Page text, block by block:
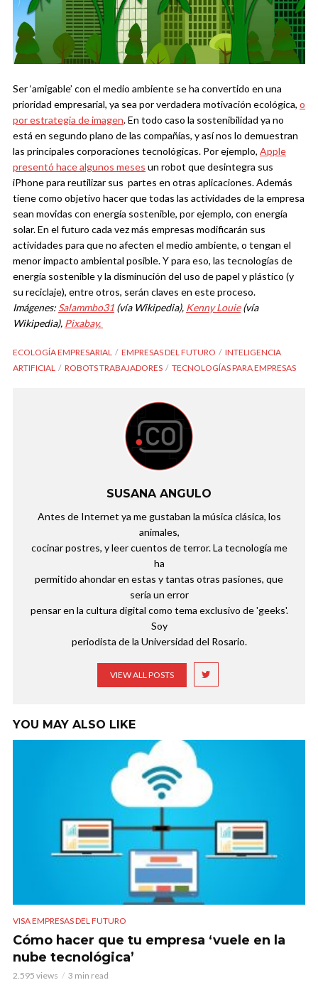
Ser ‘amigable’ con el medio ambiente se ha convertido en una
prioridad empresarial, ya sea por verdadera motivación ecológica, o
por estrategia de imagen. En todo caso la sostenibilidad ya no
está en segundo plano de las compañías, y así nos lo demuestran
las principales corporaciones tecnológicas. Por ejemplo, Apple
presentó hace algunos meses un robot que desintegra sus
iPhone para reutilizar sus partes en otras aplicaciones. Además
tiene como objetivo hacer que todas las actividades de la empresa
sean movidas con energía sostenible, por ejemplo, con energía
solar.En el futuro cada vez más empresas modificarán sus
actividades para que no afecten el medio ambiente, o tengan el
menor impacto ambiental posible. Y para eso, las tecnologías de
energía sostenible y la disminución del uso de papel y plástico (y
su reciclaje), entre otros, serán claves en este proceso.
Imágenes: Salammbo31 (vía Wikipedia), Kenny Louie(vía
Wikipedia), Pixabay.
ECOLOGÍA EMPRESARIAL EMPRESAS DEL FUTURO
INTELIGENCIA
ARTIFICIAL
ROBOTS TRABAJADORES TECNOLOGÍAS PARA EMPRESAS
SUSANA ANGULO
Antes de Internet ya me gustaban la música clásica, los
animales,
cocinar postres, y leer cuentos de terror. La tecnología me
ha
permitido ahondar en estas y tantas otras pasiones, que
sería un error
pensar en la cultura digital como tema exclusivo de 'geeks'.
Soy
periodista de la Universidad del Rosario.
VIEW ALL POSTS
YOU MAY ALSO LIKE
VISA EMPRESAS DEL FUTURO
Cómo hacer que tu empresa ‘vuele en la
nube tecnológica’
2.595 views 3 min read